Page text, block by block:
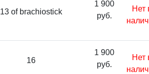
13 of brachiostick
1 900
руб.
Нет
16
1 900
руб.
Нет